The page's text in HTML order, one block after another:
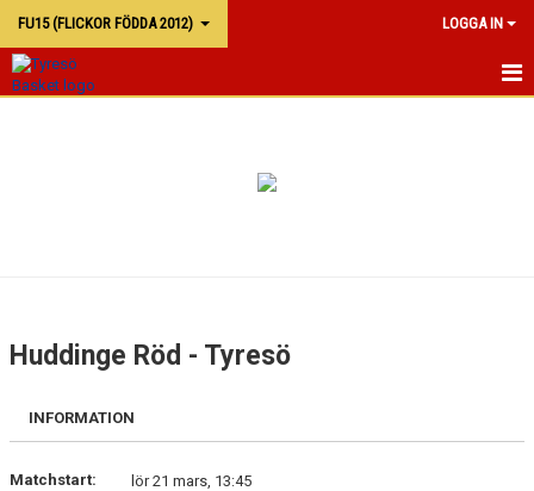
FU15 (FLICKOR FÖDDA 2012) LOGGA IN
Huddinge Röd - Tyresö
INFORMATION
Matchstart:
lör 21 mars, 13:45